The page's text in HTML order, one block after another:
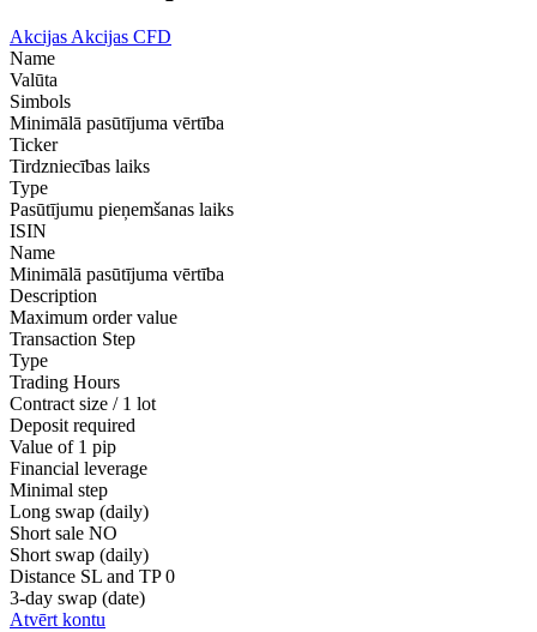
Akcijas Akcijas CFD
Name
Valūta
Simbols
Minimālā pasūtījuma vērtība
Ticker
Tirdzniecības laiks
Type
Pasūtījumu pieņemšanas laiks
ISIN
Name
Minimālā pasūtījuma vērtība
Description
Maximum order value
Transaction Step
Type
Trading Hours
Contract size / 1 lot
Deposit required
Value of 1 pip
Financial leverage
Minimal step
Long swap (daily)
Short sale NO
Short swap (daily)
Distance SL and TP 0
3-day swap (date)
Atvērt kontu